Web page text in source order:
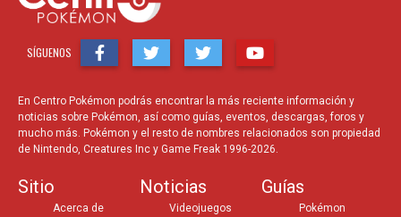
Pokémon
Descarga [Español Latino]
SÍGUENOS
En Centro Pokémon podrás encontrar la más reciente información y
noticias sobre Pokémon, así como guías, eventos, descargas, foros y
mucho más. Pokémon y el resto de nombres relacionados son propiedad
de Nintendo, Creatures Inc y Game Freak 1996-2026.
Sitio
Acerca de
Noticias
Videojuegos
Guías
Pokémon